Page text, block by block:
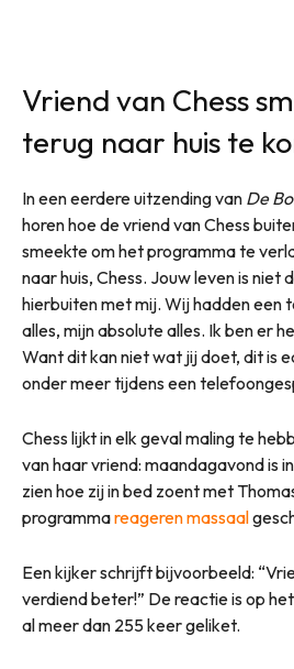
Vriend van Chess
terug naar huis te
In een eerdere uitzending van De
horen hoe de vriend van Chess
smeekte om het programma te
naar huis, Chess. Jouw leven is niet
hierbuiten met mij. Wij hadden een
alles, mijn absolute alles. Ik ben er
Want dit kan niet wat jij doet, dit is
onder meer tijdens een
Chess lijkt in elk geval maling te
van haar vriend: maandagavond is in
zien hoe zij in bed zoent met
programmareageren massaal
Een kijker schrijft bijvoorbeeld:
verdiend beter!” De reactie is op
al meer dan 255 keer geliket.